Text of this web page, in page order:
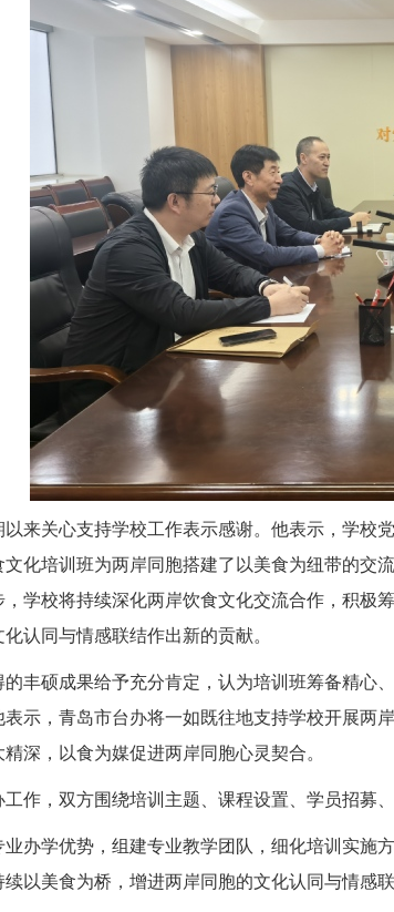
来关心支持学校工作表示感谢。他表示，学校
化培训班为两岸同胞搭建了以美食为纽带的
学校将持续深化两岸饮食文化交流合作，积
认同与情感联结作出新的贡献。
丰硕成果给予充分肯定，认为培训班筹备精
示，青岛市台办将一如既往地支持学校开展
深，以食为媒促进两岸同胞心灵契合。
作，双方围绕培训主题、课程设置、学员招募
办学优势，组建专业教学团队，细化培训实
以美食为桥，增进两岸同胞的文化认同与情感